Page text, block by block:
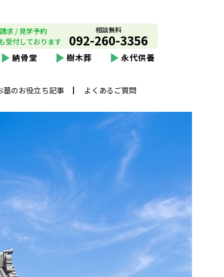
求 / 見学予約
受付しております
相談無料
092-260-3356
納骨堂 樹木葬 永代供養
墓のお役立ち記事 よくあるご質問